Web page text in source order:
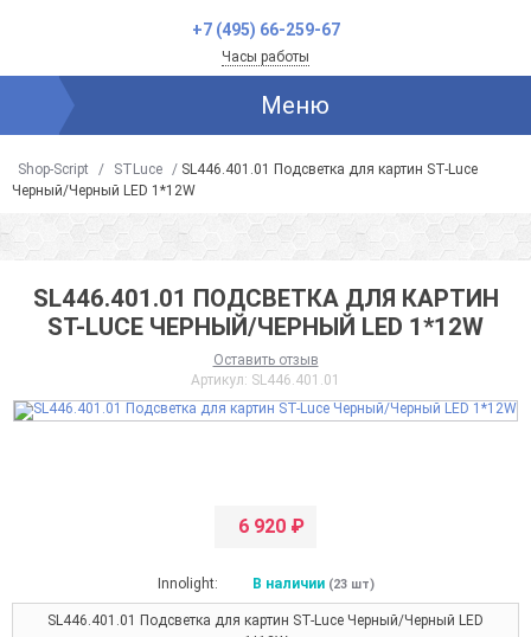
+7 (495) 66-259-67
Часы работы
Меню
Shop-Script / STLuce / SL446.401.01 Подсветка для картин ST-Luce
Черный/Черный LED 1*12W
SL446.401.01 ПОДСВЕТКА ДЛЯ КАРТИН
ST-LUCE ЧЕРНЫЙ/ЧЕРНЫЙ LED 1*12W
Оставить отзыв
Артикул: SL446.401.01
6 920 ₽
Innolight: В наличии (23 шт)
SL446.401.01 Подсветка для картин ST-Luce Черный/Черный LED